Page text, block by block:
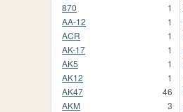
870
1
AA-12
1
ACR
1
AK-17
1
AK5
1
AK12
1
AK47
46
AKM
3